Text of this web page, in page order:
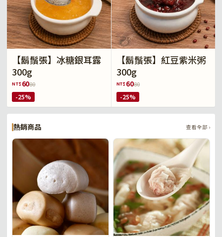
【鬍鬚張】冰糖銀耳露
300g
NT$ 6080
-25%
【鬍鬚張】紅豆紫米粥
300g
NT$ 6080
-25%
熱銷商品 查看全部 ›